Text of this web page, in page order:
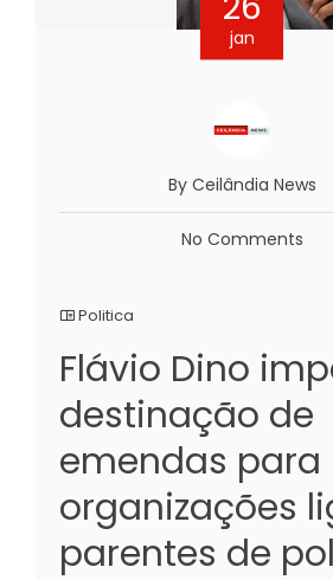
jan
By Ceilândia News
No Comments
Politica
Flávio Dino
destinação de
emendas para
organizações
parentes de